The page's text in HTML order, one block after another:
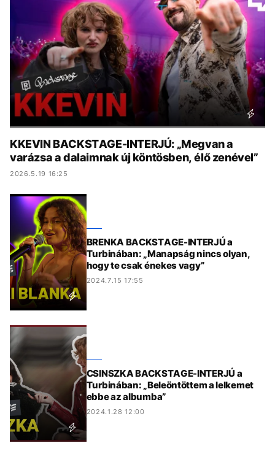
KÖZÉLET UTAZÁS
ÉLETMÓD DESIGN
BESZÉLGETÉSEK ARCOK
VIDEÓ TÖRTÉNETEK
GASZTRO
KKEVIN BACKSTAGE-INTERJÚ: „Megvan a
varázsa a dalaimnak új köntösben, élő zenével”
2026.5.19 16:25
BRENKA BACKSTAGE-INTERJÚ a
Turbinában: „Manapság nincs olyan,
hogy te csak énekes vagy”
2024.7.15 17:55
CSINSZKA BACKSTAGE-INTERJÚ a
Turbinában: „Beleöntöttem a lelkemet
ebbe az albumba”
2024.1.28 12:00